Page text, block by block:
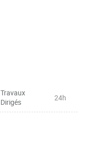
Travaux
Dirigés
24h